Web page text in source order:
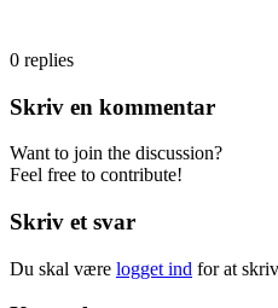
0 replies
Skriv en kommentar
Want to join the discussion?
Feel free to contribute!
Skriv et svar
Du skal være logget ind for at